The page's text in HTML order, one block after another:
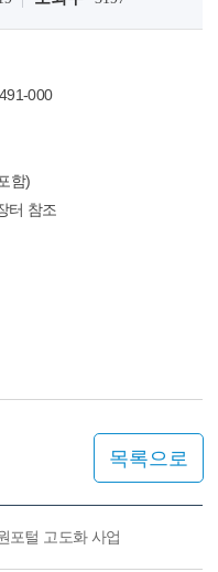
000
함)
터 참조
목록으로
포털 고도화 사업